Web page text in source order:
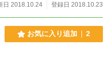
日 2018.10.24
登録日 2018.10.23
お気に入り追加 2